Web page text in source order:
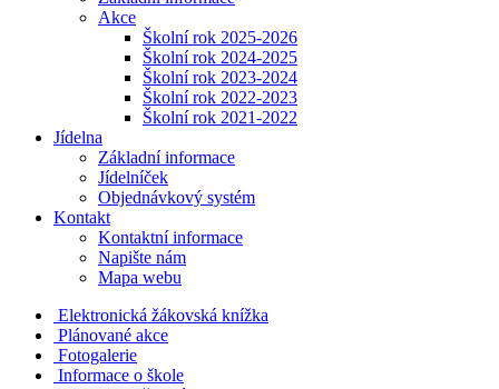
Akce
Školní rok 2025-2026
Školní rok 2024-2025
Školní rok 2023-2024
Školní rok 2022-2023
Školní rok 2021-2022
Jídelna
Základní informace
Jídelníček
Objednávkový systém
Kontakt
Kontaktní informace
Napište nám
Mapa webu
Elektronická žákovská knížka
Plánované akce
Fotogalerie
Informace o škole